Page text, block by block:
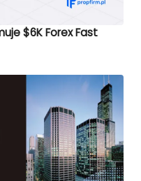
$6K Forex Fast